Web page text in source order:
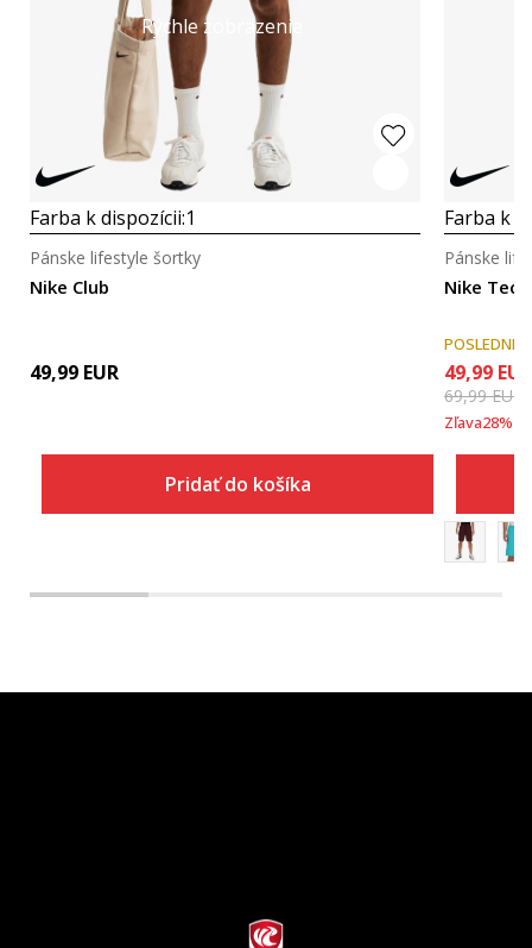
Rýchle zobrazenie
Farba k dispozícii:1
Nike Club
Pánske lifestyle šortky
49,99 EUR
Pridať do košíka
Farba k
Nike
Pánske
POSLEDNÉ
49,99 EUR
69,99EUR
Zľava28%